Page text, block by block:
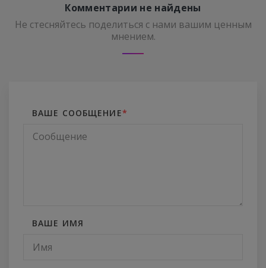
Комментарии не найдены
Не стесняйтесь поделиться с нами вашим ценным
мнением.
ВАШЕ СООБЩЕНИЕ*
ВАШЕ ИМЯ